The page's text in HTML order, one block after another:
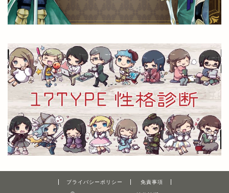
プライバシーポリシー 免責事項